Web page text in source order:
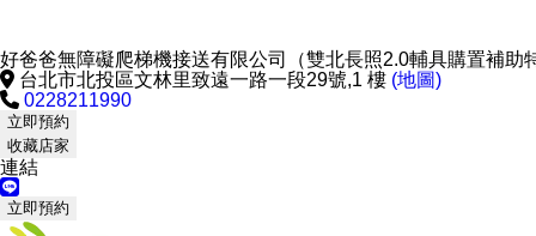
好爸爸無障礙爬梯機接送有限公司（雙北長照2.0輔具購置補助
台北市北投區文林里致遠一路一段29號,1 樓 (地圖)
0228211990
立即預約
收藏店家
連結
立即預約